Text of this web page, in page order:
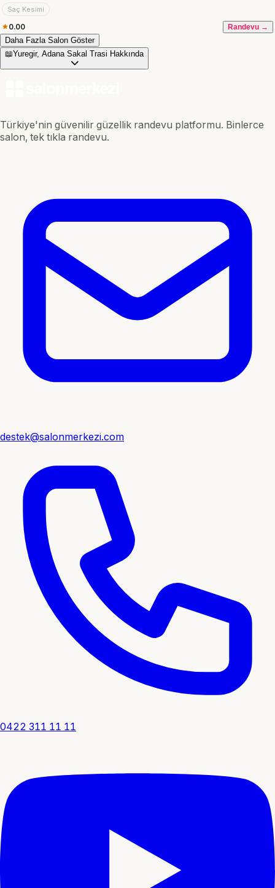
Saç Kesimi
0.00 Randevu →
Daha Fazla Salon Göster
📖Yuregir, Adana Sakal Trasi Hakkında
Türkiye'nin güvenilir güzellik randevu platformu. Binlerce
salon, tek tıkla randevu.
destek@salonmerkezi.com
0422 311 11 11